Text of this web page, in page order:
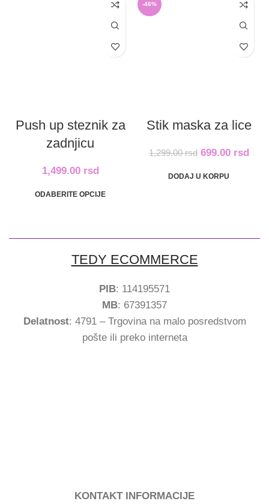
Push up steznik za
zadnjicu
1,499.00 rsd
ODABERITE OPCIJE
-46%
Stik maska za lice
1,299.00rsd 699.00 rsd
DODAJ U KORPU
TEDY ECOMMERCE
PIB: 114195571
MB: 67391357
Delatnost: 4791 – Trgovina na malo posredstvom
pošte ili preko interneta
KONTAKT INFORMACIJE